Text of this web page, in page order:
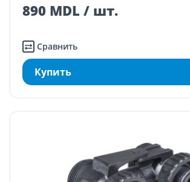
890 MDL / шт.
Сравнить
Купить